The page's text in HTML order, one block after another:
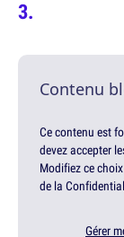
Contenu
Ce contenu est
devez accepter
Modifiez ce
de la
Gérer